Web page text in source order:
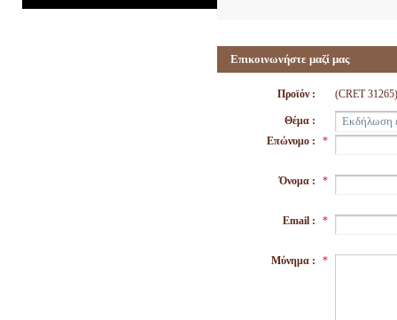
Επικοινωνήστε μαζί μας
Προϊόν : (CRET
Θέμα :
Επώνυμο :
*
Όνομα : *
Email : *
Μύνημα : *